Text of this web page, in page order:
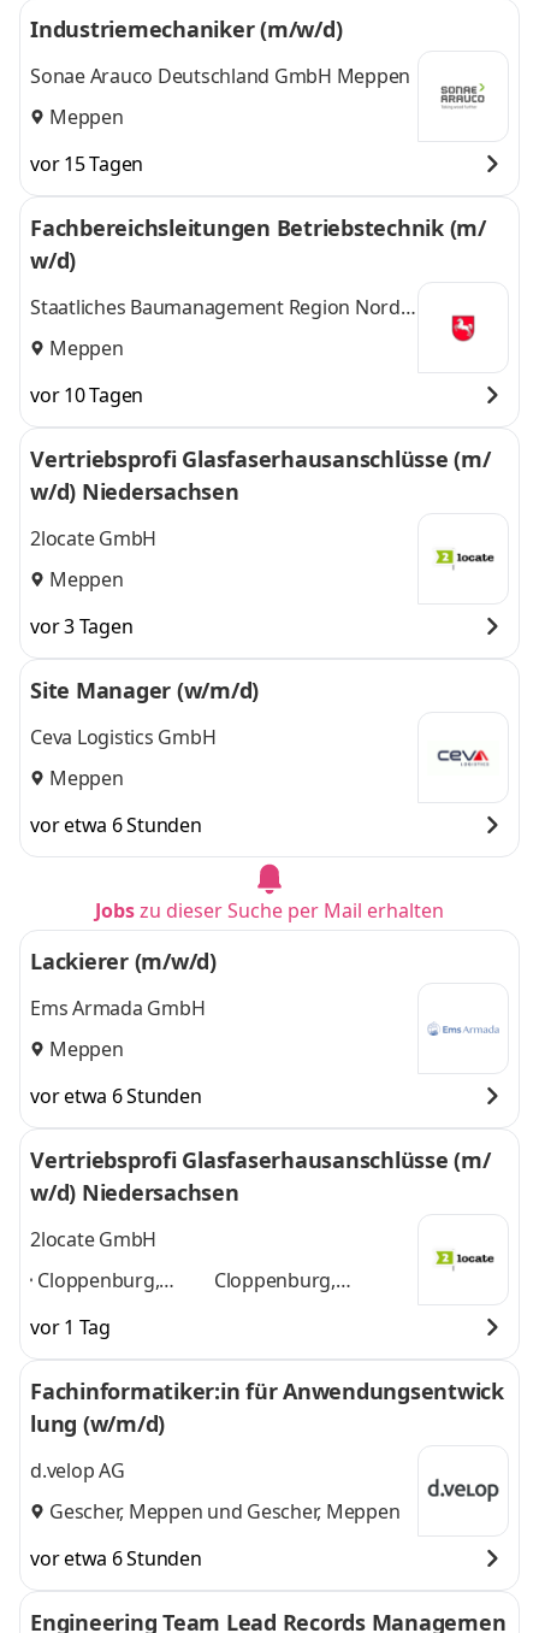
Industriemechaniker (m/w/d)
Sonae Arauco Deutschland GmbH Meppen
Meppen
vor 15 Tagen
Fachbereichsleitungen Betriebstechnik (m/
w/d)
Staatliches Baumanagement Region Nord-
WestMeppen
vor 10 Tagen
Vertriebsprofi Glasfaserhausanschlüsse (m/
w/d) Niedersachsen
2locate GmbH
Meppen
vor 3 Tagen
Site Manager (w/m/d)
Ceva Logistics GmbH
Meppen
vor etwa 6 Stunden
Jobszu dieser Suche per Mail erhalten
Lackierer (m/w/d)
Ems Armada GmbH
Meppen
vor etwa 6 Stunden
Vertriebsprofi Glasfaserhausanschlüsse (m/
w/d) Niedersachsen
2locate GmbH
Cloppenburg,
Meppen,
Oldenburg (Oldb),
Landkreis
Osnabrück,
Vechta,
Cloppenburg,
Landkreis Osnabrück,
Osnabrücker Land,
vor 1 Tag
Fachinformatiker:in für Anwendungsentwick
lung (w/m/d)
d.velop AG
Gescher, Meppen und Gescher, Meppen
vor etwa 6 Stunden
Engineering Team Lead Records Managemen